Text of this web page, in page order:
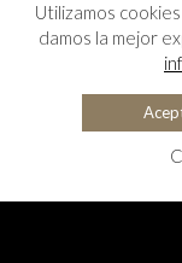
Utilizamos
damos la mejor